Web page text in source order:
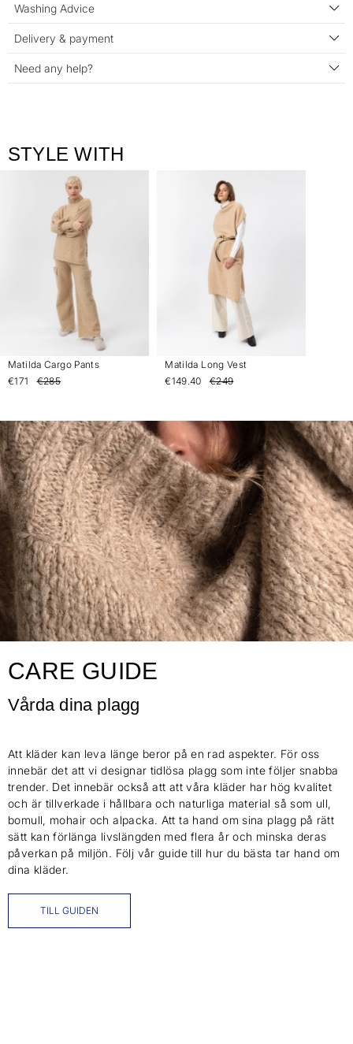
Washing Advice
Delivery & payment
Need any help?
STYLE WITH
Matilda Cargo Pants
€171
€285
Matilda Long Vest
€149.40
€249
CARE GUIDE
Vårda dina plagg
Att kläder kan leva länge beror på en rad aspekter. För oss
innebär det att vi designar tidlösa plagg som inte följer snabba
trender. Det innebär också att att våra kläder har hög kvalitet
och är tillverkade i hållbara och naturliga material så som ull,
bomull, mohair och alpacka. Att ta hand om sina plagg på rätt
sätt kan förlänga livslängden med flera år och minska deras
påverkan på miljön. Följ vår guide till hur du bästa tar hand om
dina kläder.
TILL GUIDEN